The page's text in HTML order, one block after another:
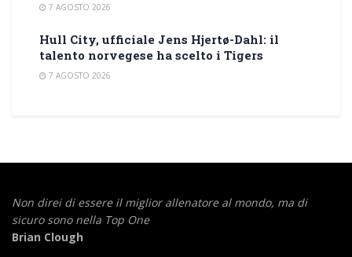
7 AGOSTO 2026
Hull City, ufficiale Jens Hjertø-Dahl: il
talento norvegese ha scelto i Tigers
7 AGOSTO 2026
Non direi di essere il miglior allenatore al mondo, ma di
sicuro sono nella Top One
Brian Clough